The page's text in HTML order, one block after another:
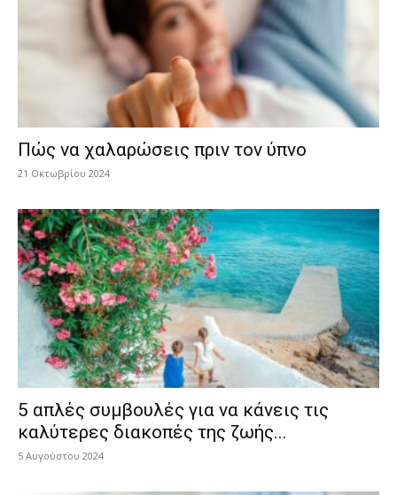
Πώς να χαλαρώσεις πριν τον ύπνο
21 Οκτωβρίου 2024
5 απλές συμβουλές για να κάνεις τις
καλύτερες διακοπές της ζωής...
5 Αυγούστου 2024